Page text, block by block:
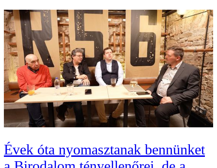
Évek óta nyomasztanak bennünket